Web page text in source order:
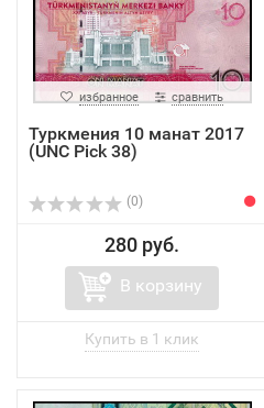
избранное сравнить
Туркмения 10 манат 2017
(UNC Pick 38)
(0)
280 руб.
В корзину